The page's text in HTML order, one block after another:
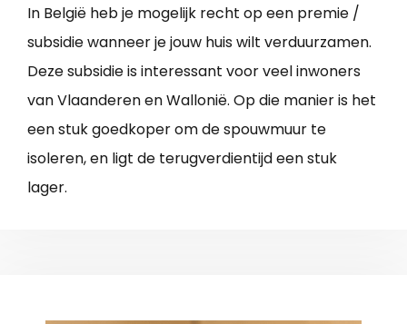
In België heb je mogelijk recht op een premie /
subsidie wanneer je jouw huis wilt verduurzamen.
Deze subsidie is interessant voor veel inwoners
van Vlaanderen en Wallonië. Op die manier is het
een stuk goedkoper om de spouwmuur te
isoleren, en ligt de terugverdientijd een stuk
lager.